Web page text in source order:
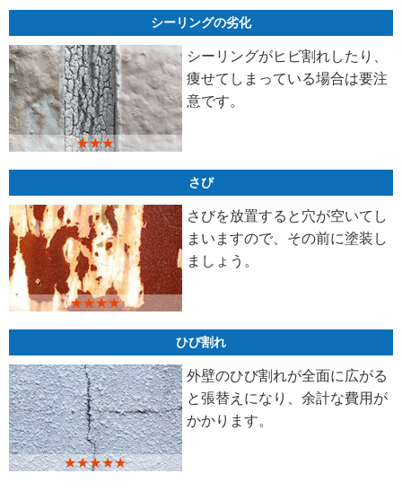
シーリングの劣化
★★★
シーリングがヒビ割れしたり、
痩せてしまっている場合は要注
意です。
さび
★★★★
さびを放置すると穴が空いてし
まいますので、その前に塗装し
ましょう。
ひび割れ
★★★★★
外壁のひび割れが全面に広がる
と張替えになり、余計な費用が
かかります。